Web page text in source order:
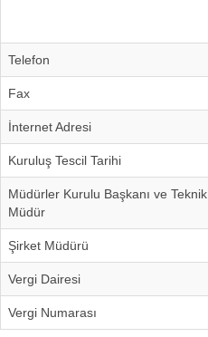
Telefon
Fax
İnternet Adresi
Kuruluş Tescil Tarihi
Müdürler Kurulu Başkanı ve Teknik
Müdür
Şirket Müdürü
Vergi Dairesi
Vergi Numarası